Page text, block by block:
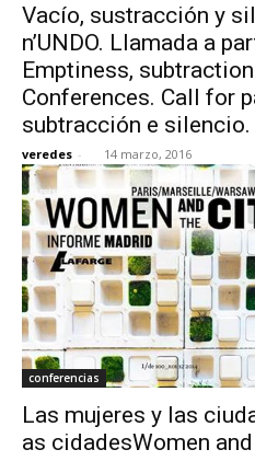
Vacío, sustracción y
n’UNDO. Llamada a
Emptiness, subtraction
Conferences. Call for
subtracción e silencio.
veredes - 14 marzo, 2016
conferencias
Las mujeres y las
as cidadesWomen